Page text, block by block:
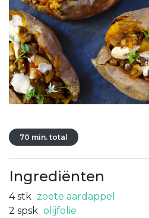
70 min. total
Ingrediënten
4 stk zoete aardappel
2 spsk olijfolie